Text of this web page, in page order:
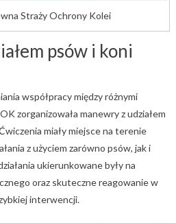
Straży Ochrony Kolei
psów i koni
współpracymiędzyróżnymi
zorganizowała manewryzudziałem
miałymiejscena terenie
zużyciem zarówno psów, jaki
ukierunkowanebyłyna
oraz skutecznereagowaniew
interwencji.